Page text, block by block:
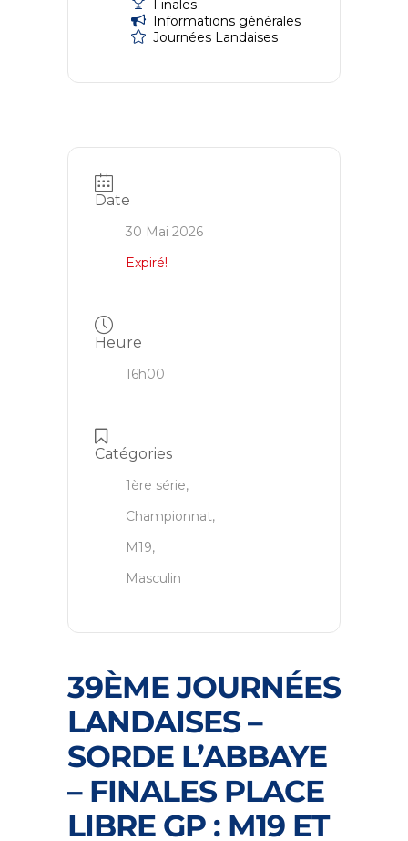
Finales
Informations générales
Journées Landaises
Date
30 Mai 2026
Expiré!
Heure
16h00
Catégories
1ère série,
Championnat,
M19,
Masculin
39ÈME JOURNÉES
LANDAISES –
SORDE L’ABBAYE
– FINALES PLACE
LIBRE GP : M19 ET